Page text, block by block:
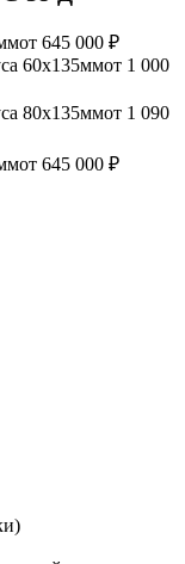
от 645 000 ₽
60х135ммот 1 000
80х135ммот 1 090
от 645 000 ₽